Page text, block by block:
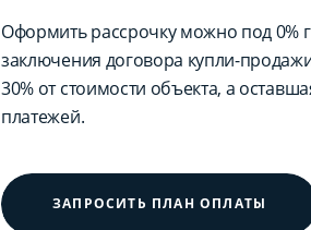
Оформить рассрочку можно под 0%
заключения договора купли-
30% от стоимости объекта, а
платежей.
ЗАПРОСИТЬ ПЛАН ОПЛАТЫ